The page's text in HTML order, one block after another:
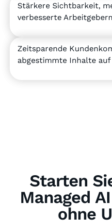
Stärkere Sichtbarkeit,
verbesserte
Zeitsparende
abgestimmte Inhalte auf
Starten
Managed
ohne